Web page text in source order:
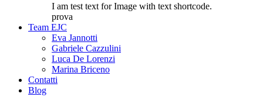
I am test text for Image with text shortcode.
prova
Team EJC
Eva Jannotti
Gabriele Cazzulini
Luca De Lorenzi
Marina Briceno
Contatti
Blog